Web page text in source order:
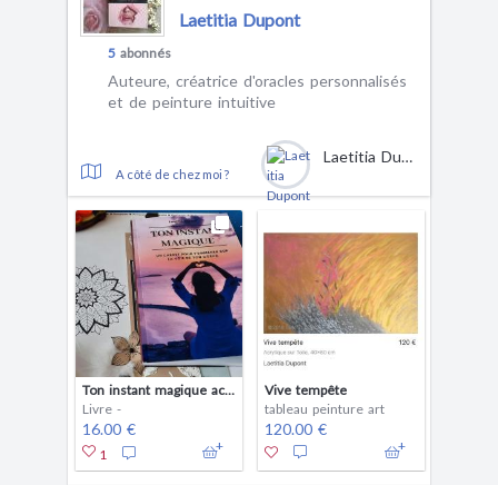
Laetitia Dupont
5 abonnés
Auteure, créatrice d'oracles personnalisés
et de peinture intuitive
A côté de chez moi ?
Laetitia Dupont
Ton instant magique accompagné d'une carte personnalisé
Livre -
16.00 €
1
Vive tempête
tableau peinture art
120.00 €